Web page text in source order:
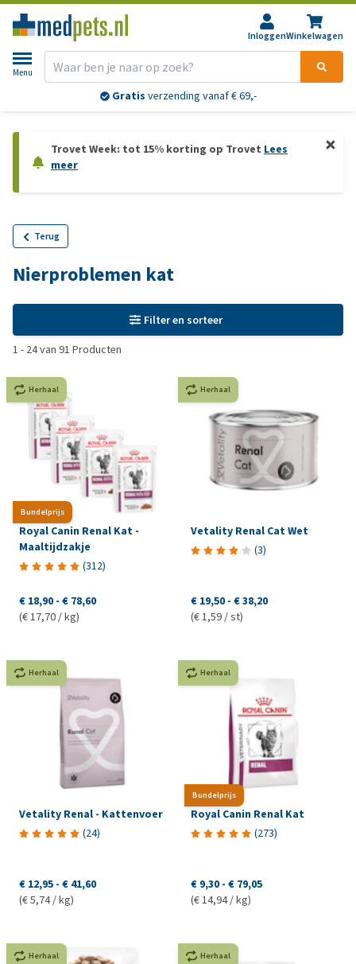
InloggenWinkelwagen
Menu
Gratis verzending vanaf € 69,-
Trovet Week: tot 15% korting op Trovet Lees
meer
Terug
Nierproblemen kat
Filter en sorteer
1 - 24van 91 Producten
Bundelprijs
Herhaal
Royal Canin Renal Kat -
Maaltijdzakje
(312)
€ 18,90 - € 78,60
(€ 17,70 / kg)
Herhaal
Vetality Renal Cat Wet
(3)
€ 19,50 - € 38,20
(€ 1,59 / st)
Herhaal
Vetality Renal - Kattenvoer
(24)
€ 12,95 - € 41,60
(€ 5,74 / kg)
Bundelprijs
Herhaal
Royal Canin Renal Kat
(273)
€ 9,30 - € 79,05
(€ 14,94 / kg)
Herhaal Herhaal